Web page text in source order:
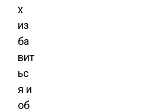
х
из
ба
вит
ьс
я и
об